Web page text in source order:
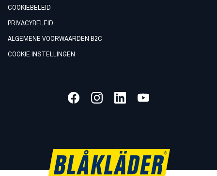
COOKIEBELEID
PRIVACYBELEID
ALGEMENE VOORWAARDEN B2C
COOKIE INSTELLINGEN